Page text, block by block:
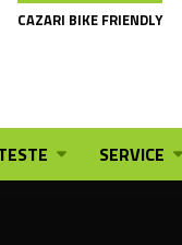
CAZARI BIKE FRIENDLY
SERVICE